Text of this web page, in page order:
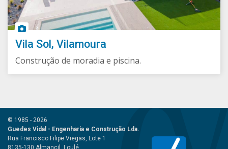
Vila Sol, Vilamoura
Construção de moradia e piscina.
© 1985 - 2026
Guedes Vidal - Engenharia e Construção Lda.
Rua Francisco Filipe Viegas, Lote 1
8135-130 Almancil, Loulé